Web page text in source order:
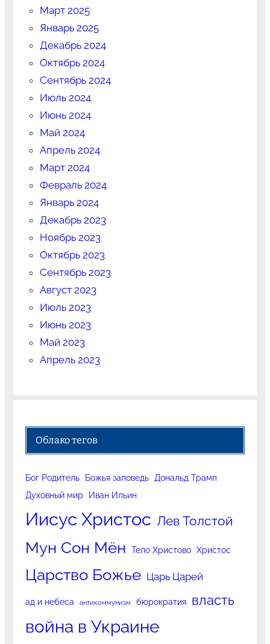
Март 2025
Январь 2025
Декабрь 2024
Октябрь 2024
Сентябрь 2024
Июль 2024
Июнь 2024
Май 2024
Апрель 2024
Март 2024
Февраль 2024
Январь 2024
Декабрь 2023
Ноябрь 2023
Октябрь 2023
Сентябрь 2023
Август 2023
Июль 2023
Июнь 2023
Май 2023
Апрель 2023
Облако тегов
Бог Родитель Божья заповедь
Дональд Трамп
Духовный мир
Иван Ильин
Иисус Христос Лев Толстой
Мун Сон Мён Тело Христово Христос
Царство Божье Царь Царей
ад и небеса антикоммунизм бюрократия власть
война в Украине